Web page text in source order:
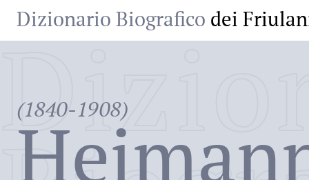
Dizionario Biografico dei
(1840-1908)